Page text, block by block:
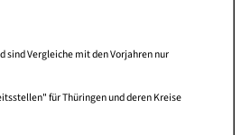
sind Vergleiche mit den Vorjahren nur
für Thüringen und deren Kreise